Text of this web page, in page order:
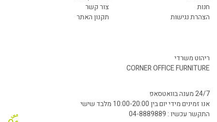
חנות
צור קשר
הצהרת נגישות
תקנון האתר
ריהוט משרדי
CORNER OFFICE FURNITURE
24/7 מענה בוואטסאפ
אנו זמינים מידי יום בין 10:00-20:00 מלבד שישי
התקשר עכשיו : 04-8889889